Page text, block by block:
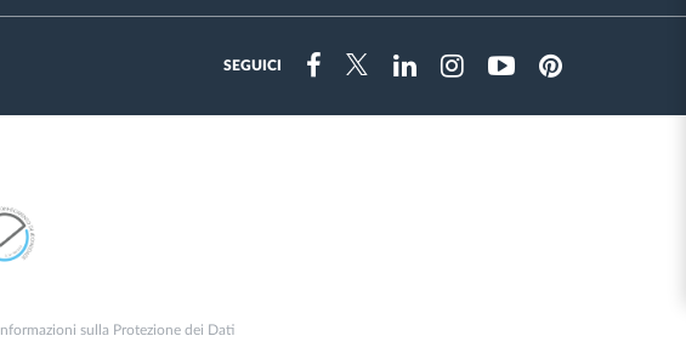
SEGUICI
FacebookTwitterLinkedinInstragramYoutubePinterest
Informazioni sulla Protezione dei Dati